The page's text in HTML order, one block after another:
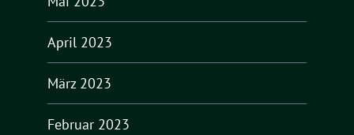
April 2023
März 2023
Februar 2023